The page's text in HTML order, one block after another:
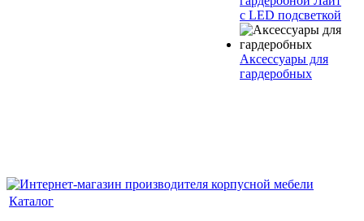
с LED подсветкой
Аксессуары для
гардеробных
Каталог